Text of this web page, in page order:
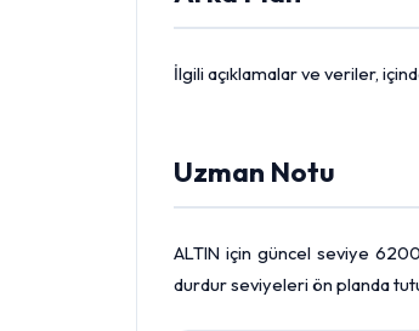
İlgili açıklamalar ve veriler,
Uzman Notu
ALTIN için güncel seviye
durdur seviyeleri ön planda